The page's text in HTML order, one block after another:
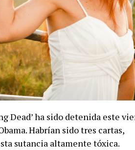
Dead’ ha sido detenida este
Habrían sido tres cartas,
sutancia altamente tóxica.